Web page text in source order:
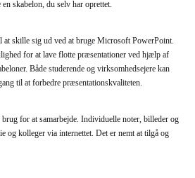
skabelon, du selv har oprettet.
skille sig ud ved at bruge Microsoft PowerPoint.
for at lave flotte præsentationer ved hjælp af
Både studerende og virksomhedsejere kan
til at forbedre præsentationskvaliteten.
for at samarbejde. Individuelle noter, billeder og
og kolleger via internettet. Det er nemt at tilgå og